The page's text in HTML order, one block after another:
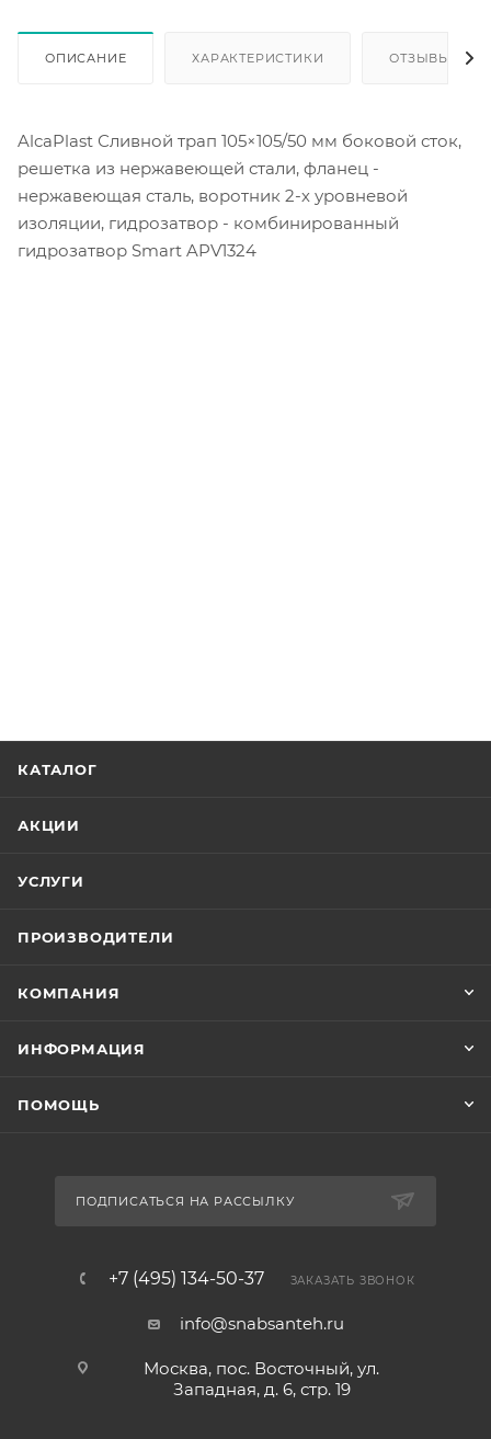
ОПИСАНИЕ ХАРАКТЕРИСТИКИ ОТЗЫВЫ
AlcaPlast Сливной трап 105×105/50 мм боковой сток,
решетка из нержавеющей стали, фланец -
нержавеющая сталь, воротник 2-х уровневой
изоляции, гидрозатвор - комбинированный
гидрозатвор Smart APV1324
КАТАЛОГ
АКЦИИ
УСЛУГИ
ПРОИЗВОДИТЕЛИ
КОМПАНИЯ
ИНФОРМАЦИЯ
ПОМОЩЬ
ПОДПИСАТЬСЯ НА РАССЫЛКУ
+7 (495) 134-50-37 ЗАКАЗАТЬ ЗВОНОК
info@snabsanteh.ru
Москва, пос. Восточный, ул.
Западная, д. 6, стр. 19